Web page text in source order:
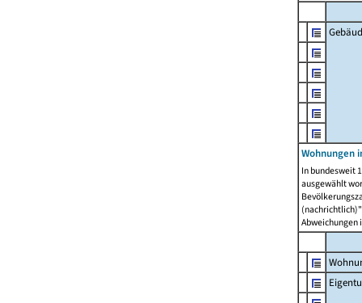
Wohnungen
In bundesweit
ausgewählt
Abweichungen